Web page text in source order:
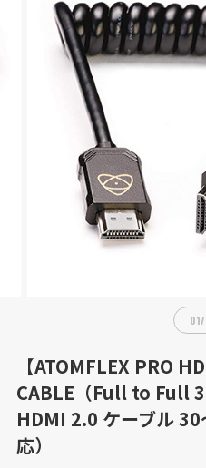
01/
【ATOMFLEX PRO
CABLE（Full to Full
HDMI 2.0 ケーブル
応）